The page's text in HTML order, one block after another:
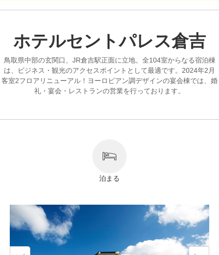
メルマガ&パンフレット
その他のメニュー
鳥取中部観光推進機構 お問い合わせ
ホテルセントパレス倉吉
鳥取県中部の玄関口、JR倉吉駅正面に立地。全104室からなる宿泊棟
は、ビジネス・観光のアクセスポイントとして最適です。2024年2月
客室2フロアリニューアル！ヨーロピアン調デザインの宴会棟では、婚
礼・宴会・レストランの営業を行っております。
泊まる